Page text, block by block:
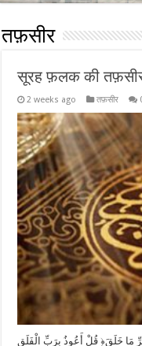
तफ़सीर
सूरह फ़लक की
2 weeks ago तफ़सीर
قُلْ أَعُوذُ بِرَبِّ الْفَلَقِ ‎﴿١﴾‏ مِن شَرِّ مَا خَلَقَ ‎﴿٢﴾‏ وَمِن شَرِّ غَاسِقٍ إِذَا